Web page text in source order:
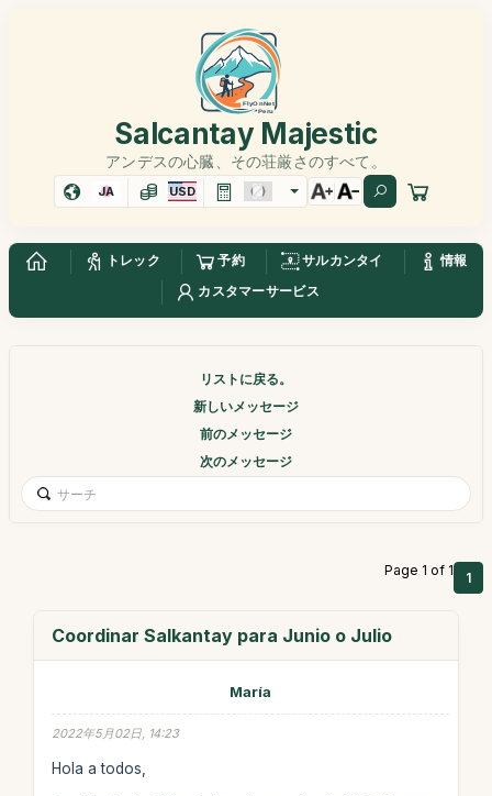
Salcantay Majestic
アンデスの心臓、その荘厳さのすべて。
JA USD
トレック 予約 サルカンタイ
情報
カスタマーサービス
リストに戻る。
新しいメッセージ
前のメッセージ
次のメッセージ
Page 1 of 1 1
Coordinar Salkantay para Junio o Julio
María
2022年5月02日, 14:23
Hola a todos,